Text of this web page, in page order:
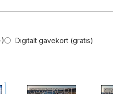
)
Digitalt gavekort (gratis)